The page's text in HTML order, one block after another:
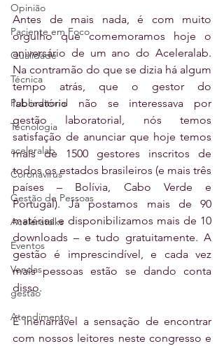
Opinião
Paciente em Foco
Qualidade
Técnica
Publieditorial
Tecnologia
aceleralab
Coronavírus
Gestão de Pessoas
Aceleratalks
Eventos
Vendas
gestão
Atendimento
Antes de mais nada, é com muito
orgulho que comemoramos hoje o
aniversário de um ano do Aceleralab.
Na contramão do que se dizia há algum
tempo atrás, que o gestor do
laboratório não se interessava por
gestão laboratorial, nós temos
satisfação de anunciar que hoje temos
mais de 1500 gestores inscritos de
todos os estados brasileiros (e mais três
países – Bolívia, Cabo Verde e
Portugal). Já postamos mais de 90
matérias e disponibilizamos mais de 10
downloads – e tudo gratuitamente. A
gestão é imprescindível, e cada vez
mais pessoas estão se dando conta
disso.
É inenarrável a sensação de encontrar
com nossos leitores neste congresso e